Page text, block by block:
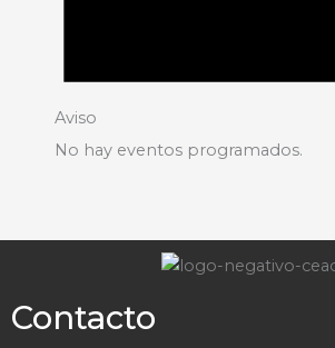
Aviso
No hay eventos programados.
Contacto